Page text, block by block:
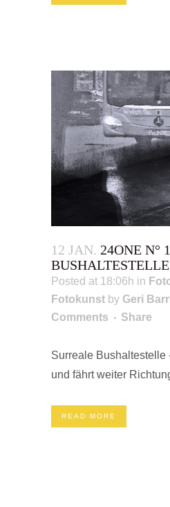
12 JAN. 24ONE N°
BUSHALTESTELLE
Posted at 18:06h in
Fotokunst by Geri
Comments
Share
Surreale Bushaltestelle
und fährt weiter
READ MORE